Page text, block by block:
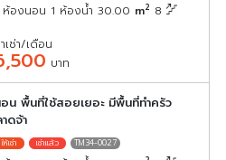
ห้องนอน 1 ห้องน้ำ 30.00 m2 8
เช่า/เดือน
บาท
น พื้นที่ใช้สอยเยอะ มีพื้นที่ทำครัว
ดจ้า
TM34-0027